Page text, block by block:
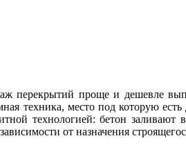
перекрытий проще и дешевле
техника, место под которую
технологией: бетон
от назначения